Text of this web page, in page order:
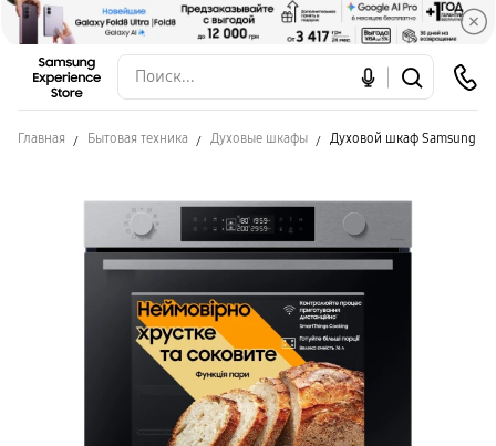
Главная Бытовая техника Духовые шкафы Духовой шкаф Samsung